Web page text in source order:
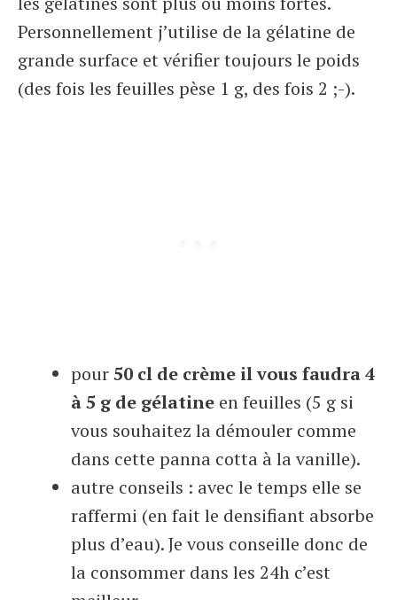
Personnellement j’utilise de la gélatine de
grande surface et vérifier toujours le poids
(des fois les feuilles pèse 1 g, des fois 2 ;-).
pour50 cl de crème il vous faudra 4
à 5 g de gélatine en feuilles (5 g si
vous souhaitez la démouler comme
dans cette panna cotta à la vanille).
autre conseils : avec le temps elle se
raffermi (en fait le densifiant absorbe
plus d’eau). Je vous conseille donc de
la consommer dans les 24h c’est